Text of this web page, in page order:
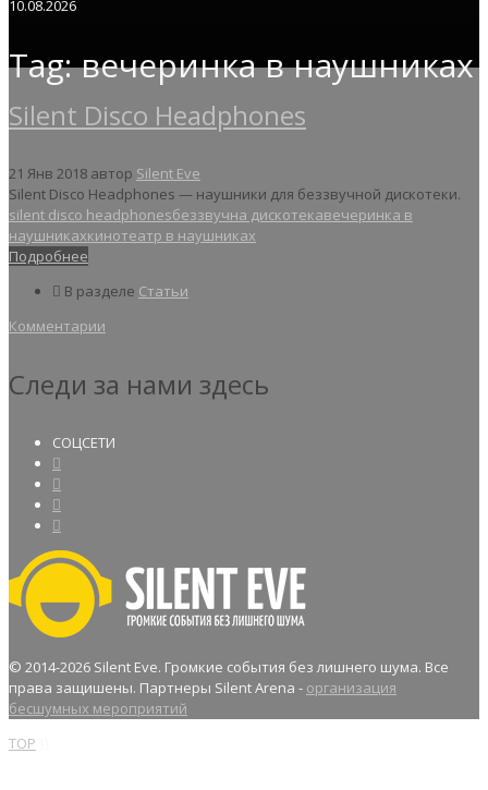
10.08.2026
Tag: вечеринка в наушниках
Silent Disco Headphones
21 Янв 2018 автор Silent Eve
Silent Disco Headphones — наушники для беззвучной дискотеки.
silent disco headphonesбеззвучна дискотекавечеринка в
наушникахкинотеатр в наушниках
Подробнее
В разделе Статьи
Комментарии
Следи за нами здесь
СОЦСЕТИ
© 2014-2026 Silent Eve. Громкие события без лишнего шума. Все
права защишены. Партнеры Silent Arena - организация
бесшумных мероприятий
TOP